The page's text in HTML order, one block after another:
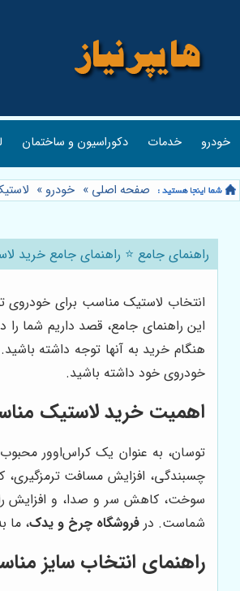
خودرو خدمات دکوراسیون و ساختمان
صفحه اصلی » خودرو »
راهنمای جامع ⭐️ راهنمای جامع خرید
انتخاب لاستیک مناسب برای خودروی
این راهنمای جامع، قصد داریم شما
هنگام خرید به آنها توجه داشته
خودروی خود داشته باشید.
اهمیت خرید لاستیک
توسان، به عنوان یک کراس‌اوور
چسبندگی، افزایش مسافت
سوخت، کاهش سر و صدا، و افزایش
شماست. در فروشگاه چرخ و یدک، ما
راهنمای انتخاب سایز